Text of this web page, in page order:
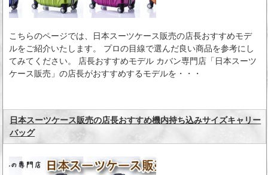
こちらのページでは、日本スーツケース販売の店長おすすめモデ
ルをご紹介いたします。 プロの目線で選んだ良い商品を参考にし
てみてください。 店長おすすめモデル カバン専門店「日本スーツ
ケース販売」の店長がおすすめするモデルを・・・
日本スーツケース販売の店長おすすめ機内持ち込みサイズキャリー
バッグ